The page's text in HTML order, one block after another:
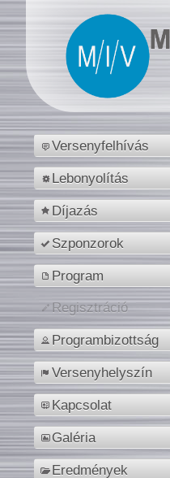
Versenyfelhívás
Lebonyolítás
Díjazás
Szponzorok
Program
Regisztráció
Programbizottság
Versenyhelyszín
Kapcsolat
Galéria
Eredmények